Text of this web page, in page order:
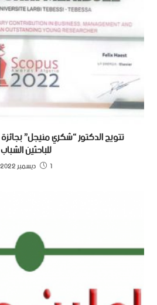
للباحثين الشباب
1 ديسمبر 2022